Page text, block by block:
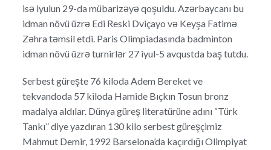
isə iyulun 29-da mübarizəyə qoşuldu. Azərbaycanı bu
idman növü üzrə Edi Reski Dviçayo və Keyşa Fatimə
Zəhra təmsil etdi. Paris Olimpiadasında badminton
idman növü üzrə turnirlər 27 iyul-5 avqustda baş tutdu.
Serbest güreşte 76 kiloda Adem Bereket ve
tekvandoda 57 kiloda Hamide Bıçkın Tosun bronz
madalya aldılar. Dünya güreş literatürüne adını “Türk
Tankı” diye yazdıran 130 kilo serbest güreşçimiz
Mahmut Demir, 1992 Barselona’da kaçırdığı Olimpiyat